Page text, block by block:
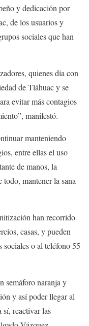
y dedicación por
de los usuarios y
sociales que han
quienes día con
de Tláhuac y se
evitar más contagios
manifestó.
manteniendo
entre ellas el uso
de manos, la
mantener la sana
han recorrido
casas, y pueden
sociales o al teléfono 55
semáforo naranja y
y así poder llegar al
sí, reactivar las